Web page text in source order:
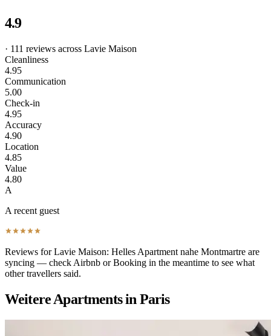
4.9
· 111 reviews across Lavie Maison
Cleanliness
4.95
Communication
5.00
Check-in
4.95
Accuracy
4.90
Location
4.85
Value
4.80
A
A recent guest
Reviews for Lavie Maison: Helles Apartment nahe Montmartre are
syncing — check Airbnb or Booking in the meantime to see what
other travellers said.
Weitere Apartments in Paris